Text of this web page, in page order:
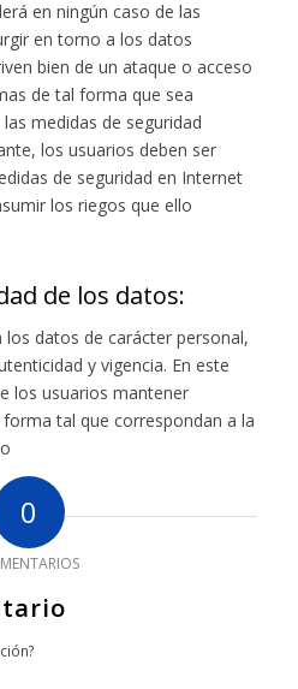
en ningún caso de las
en torno a los datos
bien de un ataque o acceso
de tal forma que sea
medidas de seguridad
los usuarios deben ser
de seguridad en Internet
los riegos que ello
de los datos:
datos de carácter personal,
y vigencia. En este
los usuarios mantener
tal que correspondan a la
0